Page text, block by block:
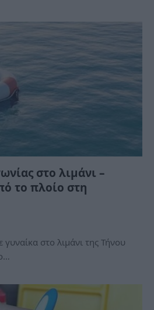
στο λιμάνι –
το πλοίο στη
γυναίκα στο λιμάνι της Τήνου